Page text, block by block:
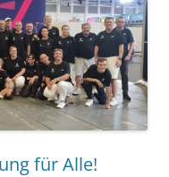
für Alle!